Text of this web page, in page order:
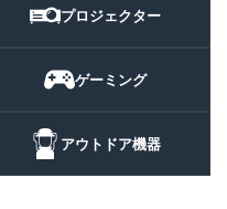
後で通
9,882
で車中
タブル
35,131
10/9まで
プロジェクター
ゲーミング
アウトドア機器